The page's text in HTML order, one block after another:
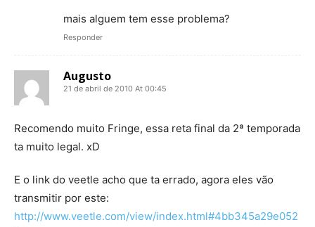
mais alguem tem esse problema?
Responder
Augusto
21 de abril de 2010 At 00:45
Recomendo muito Fringe, essa reta final da 2ª temporada
ta muito legal. xD
E o link do veetle acho que ta errado, agora eles vão
transmitir por este:
http://www.veetle.com/view/index.html#4bb345a29e052